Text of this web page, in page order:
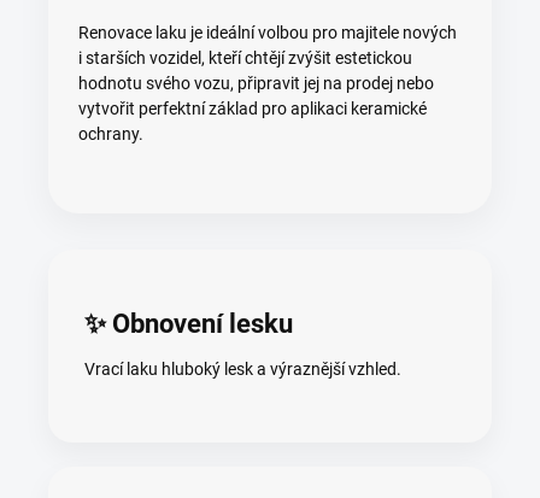
Renovace laku je ideální volbou pro majitele nových
i starších vozidel, kteří chtějí zvýšit estetickou
hodnotu svého vozu, připravit jej na prodej nebo
vytvořit perfektní základ pro aplikaci keramické
ochrany.
✨ Obnovení lesku
Vrací laku hluboký lesk a výraznější vzhled.